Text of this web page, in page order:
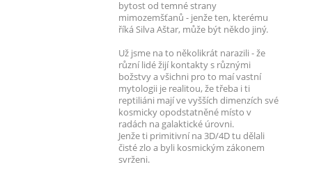
bytost od temné strany
mimozemšťanů - jenže ten, kterému
říká Silva Aštar, může být někdo jiný.
Už jsme na to několikrát narazili - že
různí lidé žijí kontakty s různými
božstvy a všichni pro to maí vastní
mytologii je realitou, že třeba i ti
reptiliáni mají ve vyšších dimenzích své
kosmicky opodstatněné místo v
radách na galaktické úrovni.
Jenže ti primitivní na 3D/4D tu dělali
čisté zlo a byli kosmickým zákonem
svrženi.